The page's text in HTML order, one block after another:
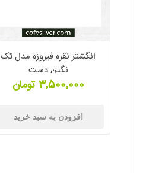
انگشتر نقره فیروزه مدل تک
نگین دست
3٬500٬000 تومان
افزودن به سبد خرید